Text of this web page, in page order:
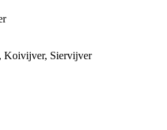
Koivijver, Siervijver